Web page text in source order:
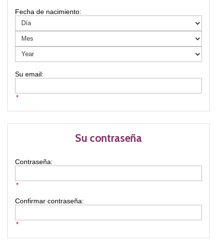
Fecha de nacimiento:
*
Su contraseña
Contraseña:
*
Confirmar contraseña:
*